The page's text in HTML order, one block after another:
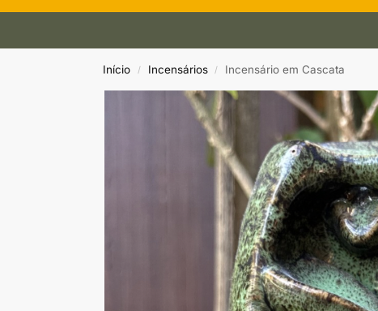
Início / Incensários / Incensário em Cascata